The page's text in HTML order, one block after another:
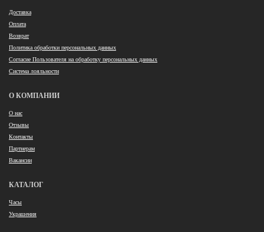
Доставка
Оплата
Возврат
Политика обработки персональных данных
Согласие Пользователя на обработку персональных данных
Система лояльности
О КОМПАНИИ
О нас
Отзывы
Контакты
Партнерам
Вакансии
КАТАЛОГ
Часы
Украшения